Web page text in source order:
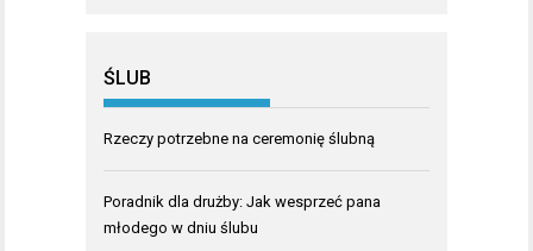
ŚLUB
Rzeczy potrzebne na ceremonię ślubną
Poradnik dla drużby: Jak wesprzeć pana
młodego w dniu ślubu